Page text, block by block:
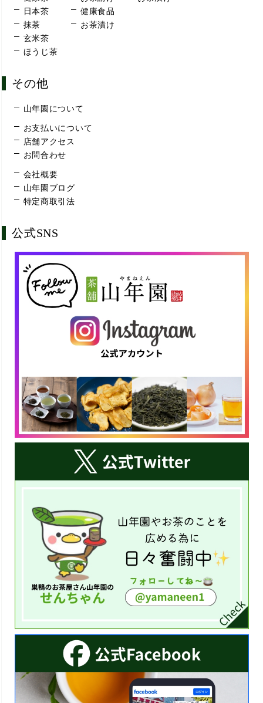
日本茶
抹茶
玄米茶
ほうじ茶
健康食品
お茶漬け
その他
山年園について
お支払いについて
店舗アクセス
お問合わせ
会社概要
山年園ブログ
特定商取引法
公式SNS